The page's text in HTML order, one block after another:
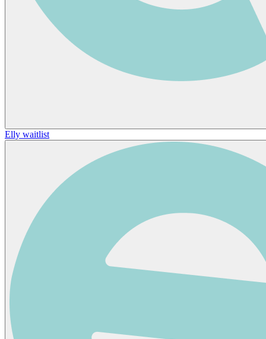
Elly waitlist